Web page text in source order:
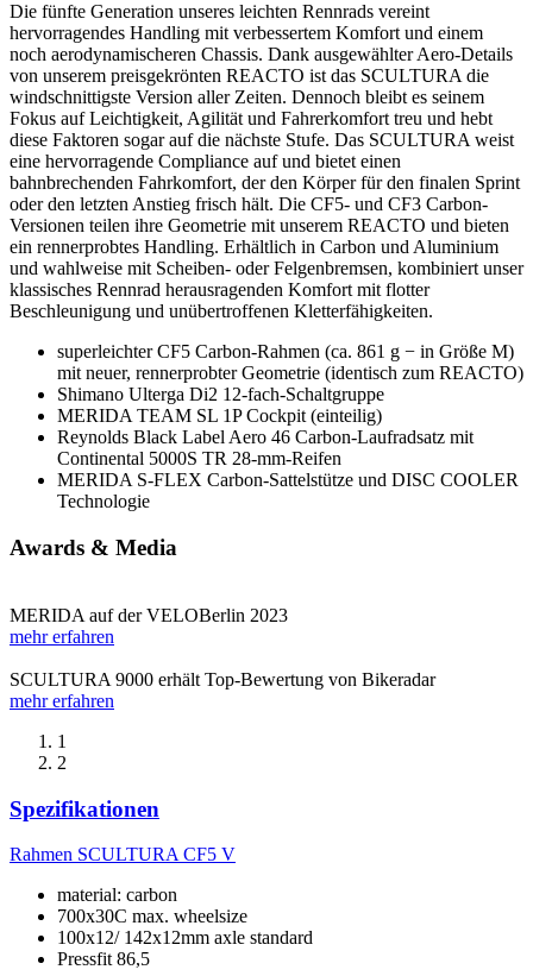
Die fünfte Generation unseres leichten Rennrads vereint
hervorragendes Handling mit verbessertem Komfort und einem
noch aerodynamischeren Chassis. Dank ausgewählter Aero-Details
von unserem preisgekrönten REACTO ist das SCULTURA die
windschnittigste Version aller Zeiten. Dennoch bleibt es seinem
Fokus auf Leichtigkeit, Agilität und Fahrerkomfort treu und hebt
diese Faktoren sogar auf die nächste Stufe. Das SCULTURA weist
eine hervorragende Compliance auf und bietet einen
bahnbrechenden Fahrkomfort, der den Körper für den finalen Sprint
oder den letzten Anstieg frisch hält. Die CF5- und CF3 Carbon-
Versionen teilen ihre Geometrie mit unserem REACTO und bieten
ein rennerprobtes Handling. Erhältlich in Carbon und Aluminium
und wahlweise mit Scheiben- oder Felgenbremsen, kombiniert unser
klassisches Rennrad herausragenden Komfort mit flotter
Beschleunigung und unübertroffenen Kletterfähigkeiten.
superleichter CF5 Carbon-Rahmen (ca. 861 g − in Größe M)
mit neuer, rennerprobter Geometrie (identisch zum REACTO)
Shimano Ulterga Di2 12-fach-Schaltgruppe
MERIDA TEAM SL 1P Cockpit (einteilig)
Reynolds Black Label Aero 46 Carbon-Laufradsatz mit
Continental 5000S TR 28-mm-Reifen
MERIDA S-FLEX Carbon-Sattelstütze und DISC COOLER
Technologie
Awards & Media
MERIDA auf der VELOBerlin 2023
mehr erfahren
SCULTURA 9000 erhält Top-Bewertung von Bikeradar
mehr erfahren
1
2
Spezifikationen
Rahmen SCULTURA CF5 V
material: carbon
700x30C max. wheelsize
100x12/ 142x12mm axle standard
Pressfit 86,5